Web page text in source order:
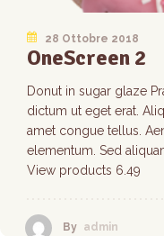
28 Ottobre 2018
OneScreen 2
Donut in sugar glaze
dictum ut eget erat.
amet congue tellus.
elementum. Sed
View products 6.49
By admin